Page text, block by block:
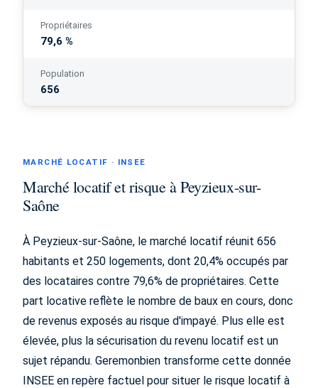
Propriétaires
79,6 %
Population
656
MARCHÉ LOCATIF · INSEE
Marché locatif et risque à Peyzieux-sur-
Saône
À Peyzieux-sur-Saône, le marché locatif réunit 656
habitants et 250 logements, dont 20,4% occupés par
des locataires contre 79,6% de propriétaires. Cette
part locative reflète le nombre de baux en cours, donc
de revenus exposés au risque d'impayé. Plus elle est
élevée, plus la sécurisation du revenu locatif est un
sujet répandu. Geremonbien transforme cette donnée
INSEE en repère factuel pour situer le risque locatif à